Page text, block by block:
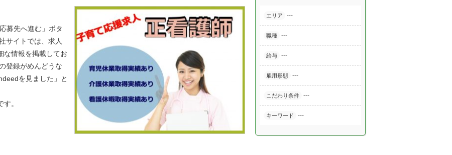
エリア ---
職種 ---
給与 ---
雇用形態 ---
こだわり条件 ---
キーワード ---
募先へ進む」ボタ
サイトでは、求人
な情報を掲載してお
登録がめんどうな
を見ました」と
。